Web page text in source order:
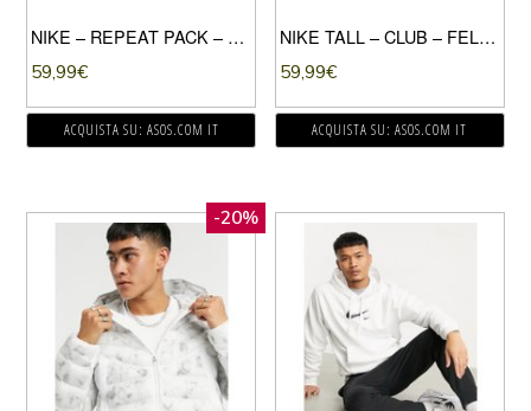
NIKE – REPEAT PACK – FELPA GIROCOLLO CON FETTUCCIA CON LOGO KAKI-VERDE
59,99€
ACQUISTA SU: ASOS.COM IT
NIKE TALL – CLUB – FELPA CON CAPPUCCIO E ZIP CORTA KAKI-VERDE
59,99€
ACQUISTA SU: ASOS.COM IT
-20%